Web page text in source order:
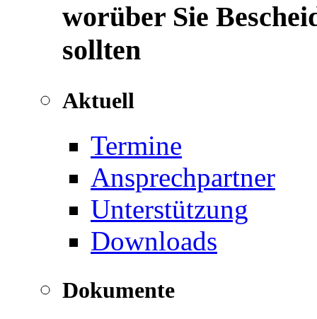
worüber Sie
sollten
Aktuell
Termine
Ansprechpartner
Unterstützung
Downloads
Dokumente